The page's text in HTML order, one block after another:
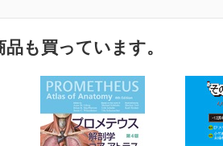
も買っています。